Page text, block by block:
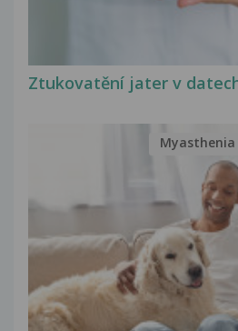
Ztukovatění jater v
Myasthenia